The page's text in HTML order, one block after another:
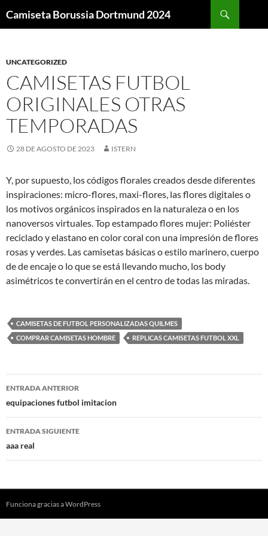
Camiseta Borussia Dortmund 2024
UNCATEGORIZED
CAMISETAS FUTBOL
ORIGINALES OTRAS
TEMPORADAS
28 DE AGOSTO DE 2023 ISTERN
Y, por supuesto, los códigos florales creados desde diferentes
inspiraciones: micro-flores, maxi-flores, las flores digitales o
los motivos orgánicos inspirados en la naturaleza o en los
nanoversos virtuales. Top estampado flores mujer: Poliéster
reciclado y elastano en color coral con una impresión de flores
rosas y verdes. Las camisetas básicas o estilo marinero, cuerpo
de de encaje o lo que se está llevando mucho, los body
asimétricos te convertirán en el centro de todas las miradas.
CAMISETAS DE FUTBOL PERSONALIZADAS QUILMES
COMPRAR CAMISETAS HOMBRE
REPLICAS CAMISETAS FUTBOL XXL
Navegación
de
entradas
ENTRADA ANTERIOR
equipaciones futbol imitacion
ENTRADA SIGUIENTE
aaa real
Funciona gracias a WordPress